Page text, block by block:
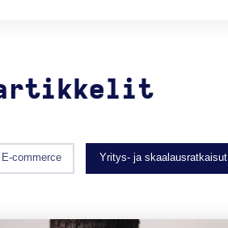
artikkelit
E-commerce Yritys- ja skaalausratkaisut